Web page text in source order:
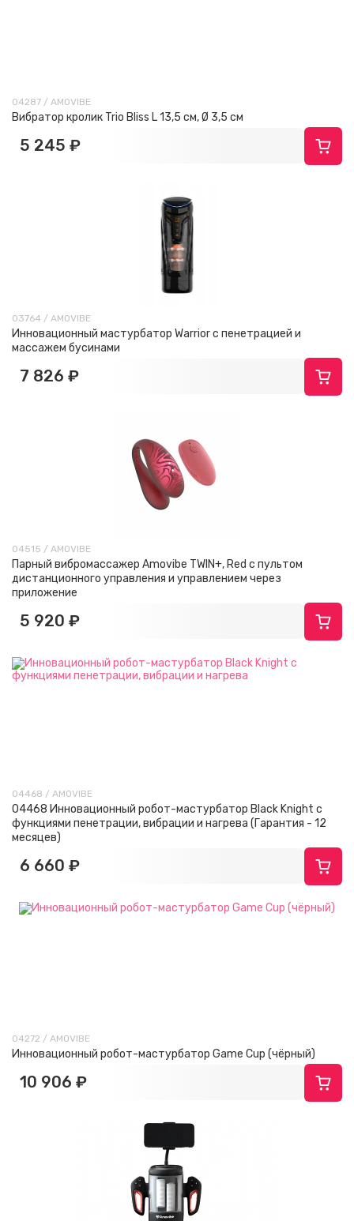
04287 / AMOVIBE
Вибратор кролик Trio Bliss L 13,5 см, Ø 3,5 см
5 245 ₽
03764 / AMOVIBE
Инновационный мастурбатор Warrior с пенетрацией и
массажем бусинами
7 826 ₽
04515 / AMOVIBE
Парный вибромассажер Amovibe TWIN+, Red с пультом
дистанционного управления и управлением через
приложение
5 920 ₽
04468 / AMOVIBE
04468 Инновационный робот-мастурбатор Black Knight с
функциями пенетрации, вибрации и нагрева (Гарантия - 12
месяцев)
6 660 ₽
04272 / AMOVIBE
Инновационный робот-мастурбатор Game Cup (чёрный)
10 906 ₽